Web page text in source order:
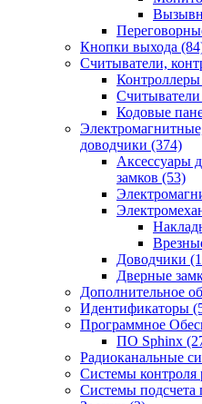
Кнопки выхода
Считыватели,
Контроллеры
Кодовые
доводчики (374)
Аксессуары
замков (53)
Доводчики
Дверные
Дополнительное
Идентификаторы
Программное
ПО Sphinx
Радиоканальные
Системы контроля
Системы подсчета